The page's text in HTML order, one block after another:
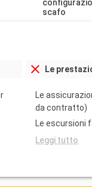
scafo
Le
Le
da contratto)
Le escursioni
Leggi tutto